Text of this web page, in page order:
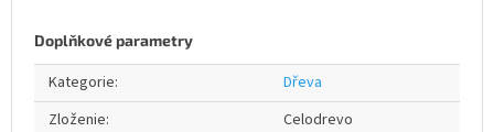
Doplňkové parametry
Kategorie:
Dřeva
Zloženie:
Celodrevo